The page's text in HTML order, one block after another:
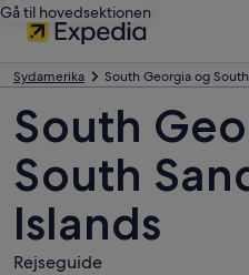
Gå til hovedsektionen
Sydamerika South Georgia og
South
South
Islands
Rejseguide